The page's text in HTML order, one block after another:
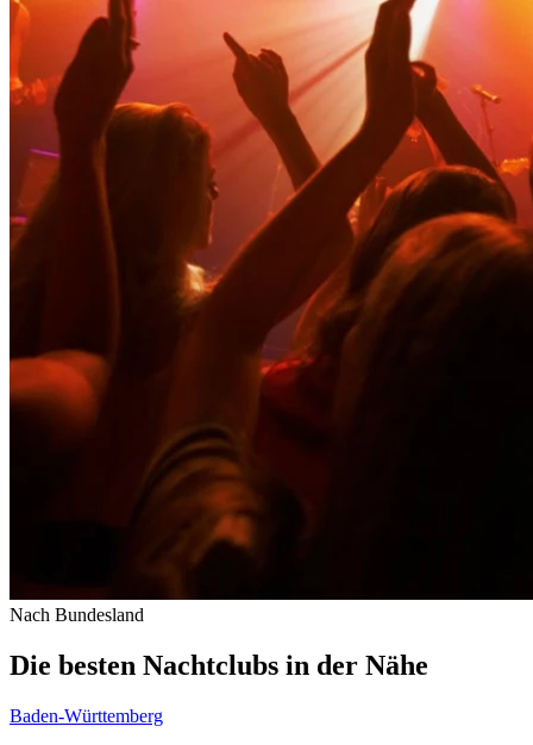
Nach Bundesland
Die besten Nachtclubs in der Nähe
Baden-Württemberg